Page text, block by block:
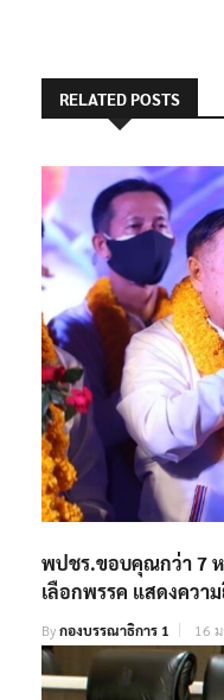
RELATED POSTS
พปชร.ขอบคุณกว่า 7 ห
เลือกพรรค แสดงควา
Byกองบรรณาธิการ 1 16